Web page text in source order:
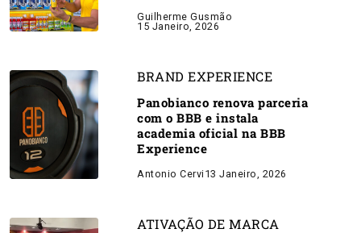
Guilherme Gusmão
15 Janeiro, 2026
BRAND EXPERIENCE
Panobianco renova parceria
com o BBB e instala
academia oficial na BBB
Experience
Antonio Cervi 13 Janeiro, 2026
ATIVAÇÃO DE MARCA